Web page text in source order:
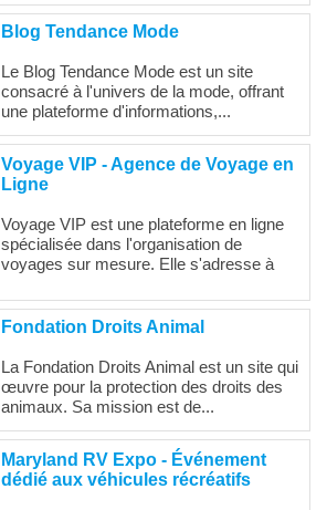
Blog Tendance Mode
Le Blog Tendance Mode est un site
consacré à l'univers de la mode, offrant
une plateforme d'informations,...
Voyage VIP - Agence de Voyage en
Ligne
Voyage VIP est une plateforme en ligne
spécialisée dans l'organisation de
voyages sur mesure. Elle s'adresse à
Fondation Droits Animal
La Fondation Droits Animal est un site qui
œuvre pour la protection des droits des
animaux. Sa mission est de...
Maryland RV Expo - Événement
dédié aux véhicules récréatifs